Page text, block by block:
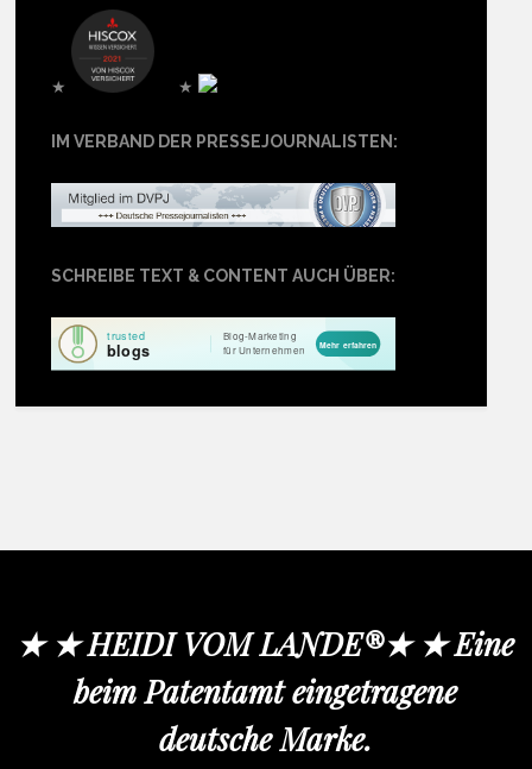
★ ★
IM VERBAND DER PRESSEJOURNALISTEN:
SCHREIBE TEXT & CONTENT AUCH ÜBER:
★ ★ HEIDI VOM LANDE®★ ★ Eine
beim Patentamt eingetragene
deutsche Marke.